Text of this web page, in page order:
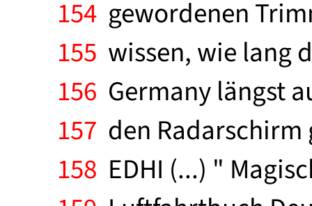
154 gewordenen
155 wissen, wie lang
156 Germany längst
157 den Radarschirm
158 EDHI (...) "